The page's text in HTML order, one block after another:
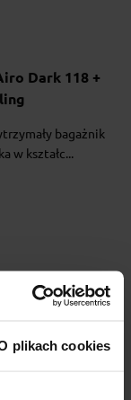
plikach cookies
Dark 118 +
bagażnik
w kształc...